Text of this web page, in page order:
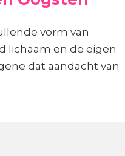
vorm van
lichaam en de eigen
dat aandacht van